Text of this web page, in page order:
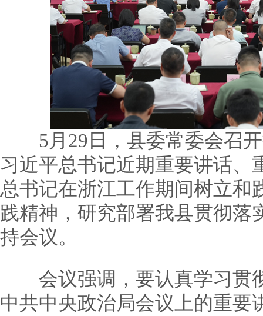
5月29日，县委常委会召开
习近平总书记近期重要讲话、
总书记在浙江工作期间树立和
践精神，研究部署我县贯彻落
持会议。
会议强调，要认真学习贯
中共中央政治局会议上的重要